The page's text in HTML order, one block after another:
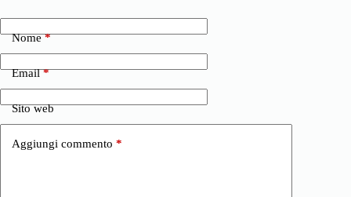
Nome*
Email*
Sito web
Aggiungi commento *